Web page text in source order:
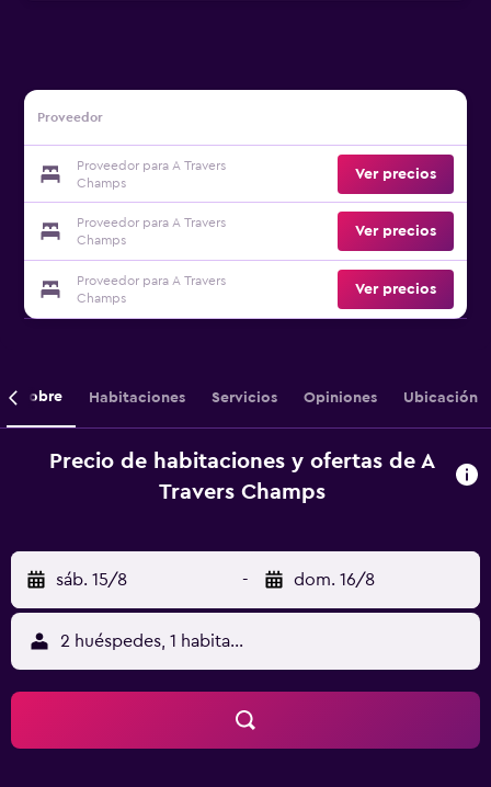
Proveedor
Proveedor para A Travers
Champs
Ver precios
Proveedor para A Travers
Champs
Ver precios
Proveedor para A Travers
Champs
Ver precios
Sobre Habitaciones Servicios Opiniones Ubicación
Precio de habitaciones y ofertas de A
Travers Champs
sáb. 15/8 - dom. 16/8
2 huéspedes, 1 habitación